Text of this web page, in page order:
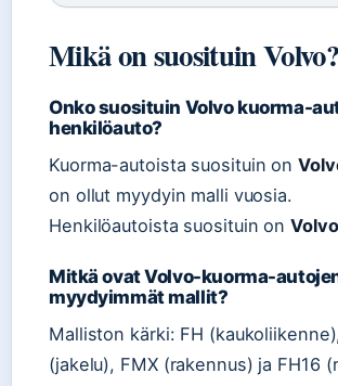
Mikä on suosituin Volvo?
Onko suosituin Volvo kuorma-
henkilöauto?
Kuorma-autoista suosituin on
on ollut myydyin malli vuosia.
Henkilöautoista suosituin on
Mitkä ovat Volvo-kuorma-
myydyimmät mallit?
Malliston kärki: FH
(jakelu), FMX (rakennus) ja FH16